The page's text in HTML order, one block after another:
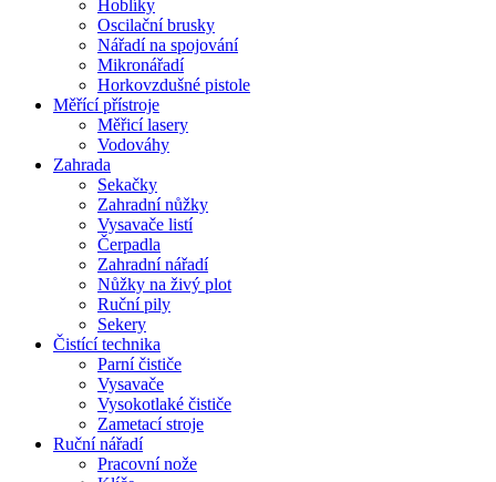
Hoblíky
Oscilační brusky
Nářadí na spojování
Mikronářadí
Horkovzdušné pistole
Měřící přístroje
Měřicí lasery
Vodováhy
Zahrada
Sekačky
Zahradní nůžky
Vysavače listí
Čerpadla
Zahradní nářadí
Nůžky na živý plot
Ruční pily
Sekery
Čistící technika
Parní čističe
Vysavače
Vysokotlaké čističe
Zametací stroje
Ruční nářadí
Pracovní nože